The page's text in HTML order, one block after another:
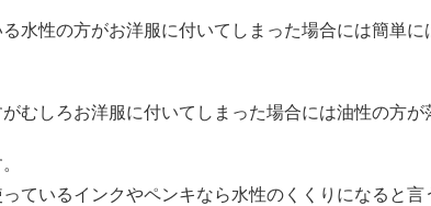
水性の方がお洋服に付いてしまった場合には簡単
むしろお洋服に付いてしまった場合には油性の方が
ているインクやペンキなら水性のくくりになると言